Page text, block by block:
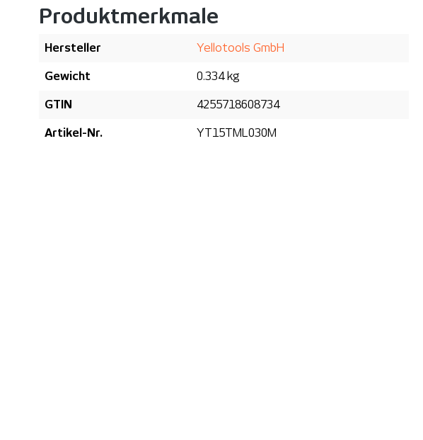
Produktmerkmale
Hersteller Yellotools GmbH
Gewicht 0.334 kg
GTIN 4255718608734
Artikel-Nr. YT15TML030M